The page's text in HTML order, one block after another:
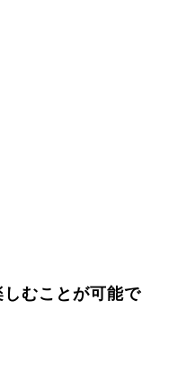
むことが可能で